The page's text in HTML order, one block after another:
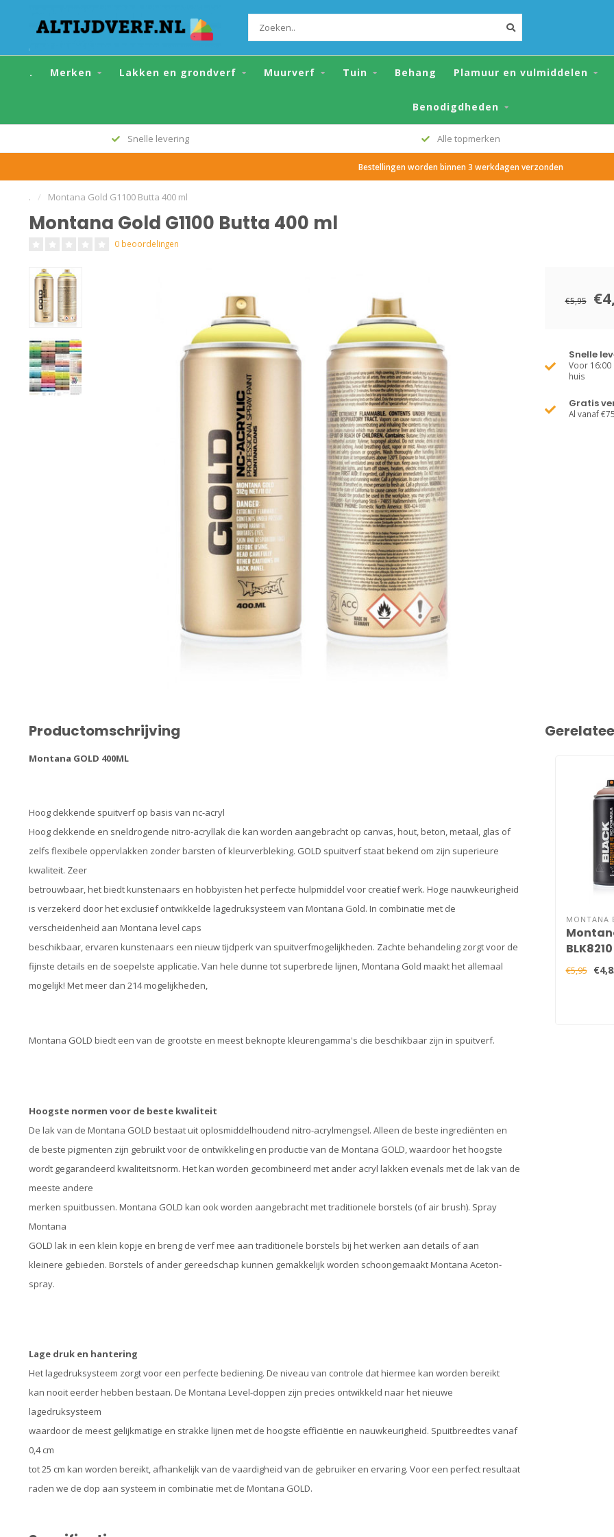
. Merken Lakken en grondverf Muurverf Tuin Behang Plamuur en vulmiddelen
Benodigdheden
Alle topmerken Grote voorraad
Bestellingen worden binnen 3 werkdagen verzonden
. / Montana Gold G1100 Butta 400 ml
Montana Gold G1100 Butta 400 ml
Montana Gold G1100 Butta 400 ml
0 beoordelingen
€5,95
Snelle
Voor
huis
Gratis
Al vanaf €75
Productomschrijving
Montana GOLD 400ML
Hoog dekkende spuitverf op basis van nc-acryl
Hoog dekkende en sneldrogende nitro-acryllak die kan worden aangebracht op canvas, hout, beton, metaal, glas of
zelfs flexibele oppervlakken zonder barsten of kleurverbleking. GOLD spuitverf staat bekend om zijn superieure
kwaliteit. Zeer
betrouwbaar, het biedt kunstenaars en hobbyisten het perfecte hulpmiddel voor creatief werk. Hoge nauwkeurigheid
is verzekerd door het exclusief ontwikkelde lagedruksysteem van Montana Gold. In combinatie met de
verscheidenheid aan Montana level caps
beschikbaar, ervaren kunstenaars een nieuw tijdperk van spuitverfmogelijkheden. Zachte behandeling zorgt voor de
fijnste details en de soepelste applicatie. Van hele dunne tot superbrede lijnen, Montana Gold maakt het allemaal
mogelijk! Met meer dan 214 mogelijkheden,
Montana GOLD biedt een van de grootste en meest beknopte kleurengamma's die beschikbaar zijn in spuitverf.
Hoogste normen voor de beste kwaliteit
De lak van de Montana GOLD bestaat uit oplosmiddelhoudend nitro-acrylmengsel. Alleen de beste ingrediënten en
de beste pigmenten zijn gebruikt voor de ontwikkeling en productie van de Montana GOLD, waardoor het hoogste
wordt gegarandeerd kwaliteitsnorm. Het kan worden gecombineerd met ander acryl lakken evenals met de lak van de
meeste andere
merken spuitbussen. Montana GOLD kan ook worden aangebracht met traditionele borstels (of air brush). Spray
Montana
GOLD lak in een klein kopje en breng de verf mee aan traditionele borstels bij het werken aan details of aan
kleinere gebieden. Borstels of ander gereedschap kunnen gemakkelijk worden schoongemaakt Montana Aceton-
spray.
Lage druk en hantering
Het lagedruksysteem zorgt voor een perfecte bediening. De niveau van controle dat hiermee kan worden bereikt
kan nooit eerder hebben bestaan. De Montana Level-doppen zijn precies ontwikkeld naar het nieuwe
lagedruksysteem
waardoor de meest gelijkmatige en strakke lijnen met de hoogste efficiëntie en nauwkeurigheid. Spuitbreedtes vanaf
0,4 cm
tot 25 cm kan worden bereikt, afhankelijk van de vaardigheid van de gebruiker en ervaring. Voor een perfect resultaat
raden we de dop aan systeem in combinatie met de Montana GOLD.
MONTANA
€5,95